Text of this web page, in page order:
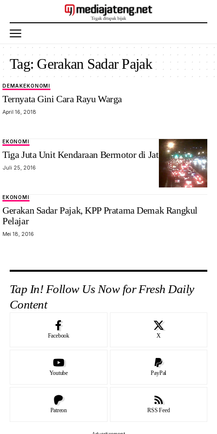
Tag: Gerakan Sadar Pajak
DEMAKEKONOMI
Ternyata Gini Cara Rayu Warga
April 16, 2018
EKONOMI
Tiga Juta Unit Kendaraan Bermotor di Jateng Bodong!
Juli 25, 2016
EKONOMI
Gerakan Sadar Pajak, KPP Pratama Demak Rangkul
Pelajar
Mei 18, 2016
Tap In! Follow Us Now for Fresh Daily
Content
Facebook X
Youtube PayPal
Patreon RSS Feed